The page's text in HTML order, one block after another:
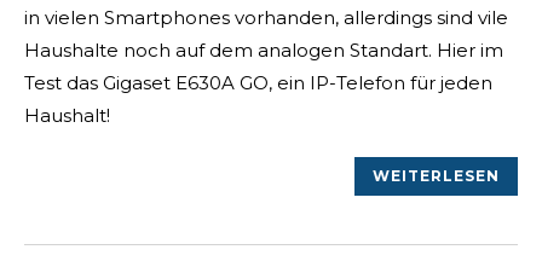
in vielen Smartphones vorhanden, allerdings sind vile
Haushalte noch auf dem analogen Standart. Hier im
Test das Gigaset E630A GO, ein IP-Telefon für jeden
Haushalt!
WEITERLESEN